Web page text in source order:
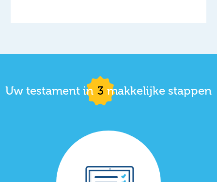
Uw testament in 3 makkelijke stappen